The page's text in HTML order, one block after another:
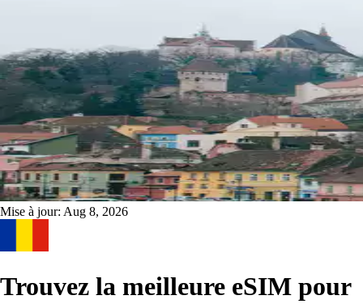
Mise à jour: Aug 8, 2026
Trouvez la meilleure eSIM pour